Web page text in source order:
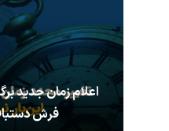
اعلام زمان جدید
فرش